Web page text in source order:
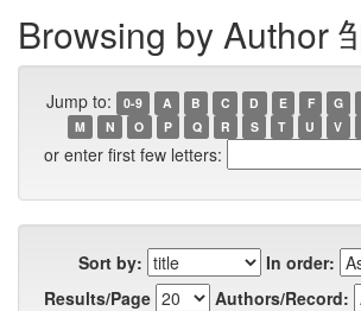
Browsing by Author
Jump to: 0-9 A B C D E F G
M
N O P Q R S T U V
or enter first few letters:
Sort by:
In order:
Results/Page
Authors/Record: